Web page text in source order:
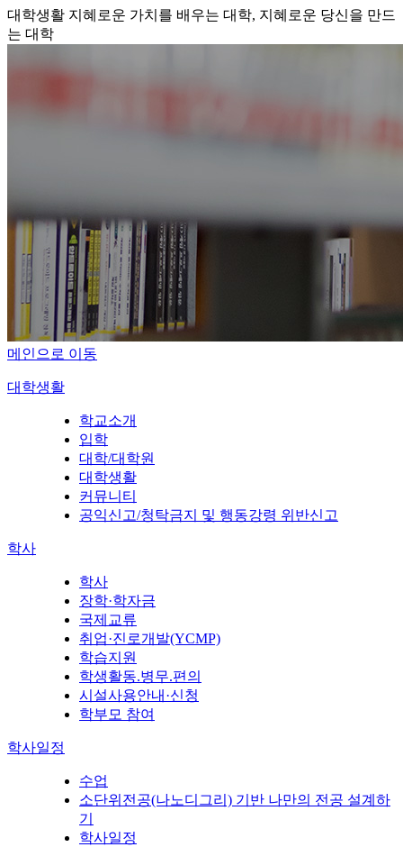
대학생활 지혜로운 가치를 배우는 대학, 지혜로운 당신을 만드
는 대학
메인으로 이동
대학생활
학교소개
입학
대학/대학원
대학생활
커뮤니티
공익신고/청탁금지 및 행동강령 위반신고
학사
학사
장학·학자금
국제교류
취업·진로개발(YCMP)
학습지원
학생활동.병무.편의
시설사용안내·신청
학부모 참여
학사일정
수업
소단위전공(나노디그리) 기반 나만의 전공 설계하
기
학사일정